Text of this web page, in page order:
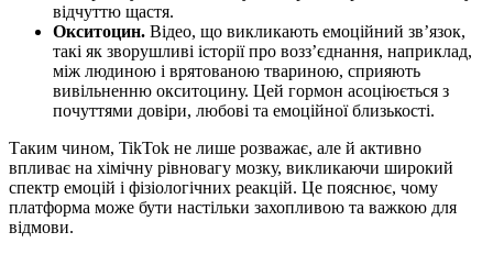
відчуттю щастя.
Окситоцин. Відео, що викликають емоційний зв’язок,
такі як зворушливі історії про возз’єднання, наприклад,
між людиною і врятованою твариною, сприяють
вивільненню окситоцину. Цей гормон асоціюється з
почуттями довіри, любові та емоційної близькості.
Таким чином, TikTok не лише розважає, але й активно
впливає на хімічну рівновагу мозку, викликаючи широкий
спектр емоцій і фізіологічних реакцій. Це пояснює, чому
платформа може бути настільки захопливою та важкою для
відмови.